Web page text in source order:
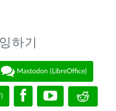
하기
Mastodon (LibreOffice)